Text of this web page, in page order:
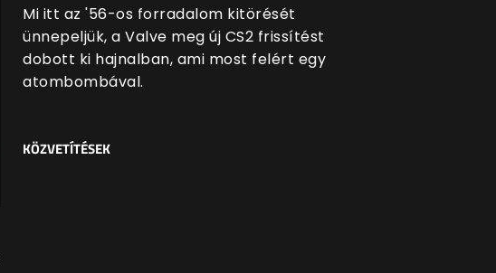
Mi itt az '56-os forradalom kitörését
ünnepeljük, a Valve meg új CS2 frissítést
dobott ki hajnalban, ami most felért egy
atombombával.
KÖZVETÍTÉSEK